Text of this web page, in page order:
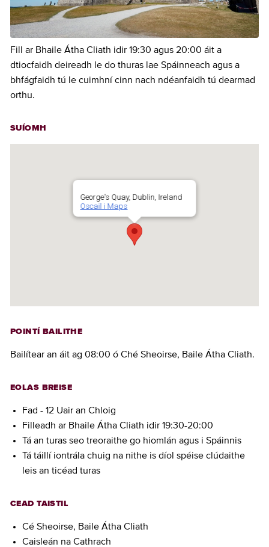
Fill ar Bhaile Átha Cliath idir 19:30 agus 20:00 áit a
dtiocfaidh deireadh le do thuras lae Spáinneach agus a
bhfágfaidh tú le cuimhní cinn nach ndéanfaidh tú dearmad
orthu.
SUÍOMH
George's Quay, Dublin, Ireland
Oscail i Maps
POINTÍ BAILITHE
Bailítear an áit ag 08:00 ó Ché Sheoirse, Baile Átha Cliath.
EOLAS BREISE
Fad - 12 Uair an Chloig
Filleadh ar Bhaile Átha Cliath idir 19:30-20:00
Tá an turas seo treoraithe go hiomlán agus i Spáinnis
Tá táillí iontrála chuig na nithe is díol spéise clúdaithe
leis an ticéad turas
CEAD TAISTIL
Cé Sheoirse, Baile Átha Cliath
Caisleán na Cathrach